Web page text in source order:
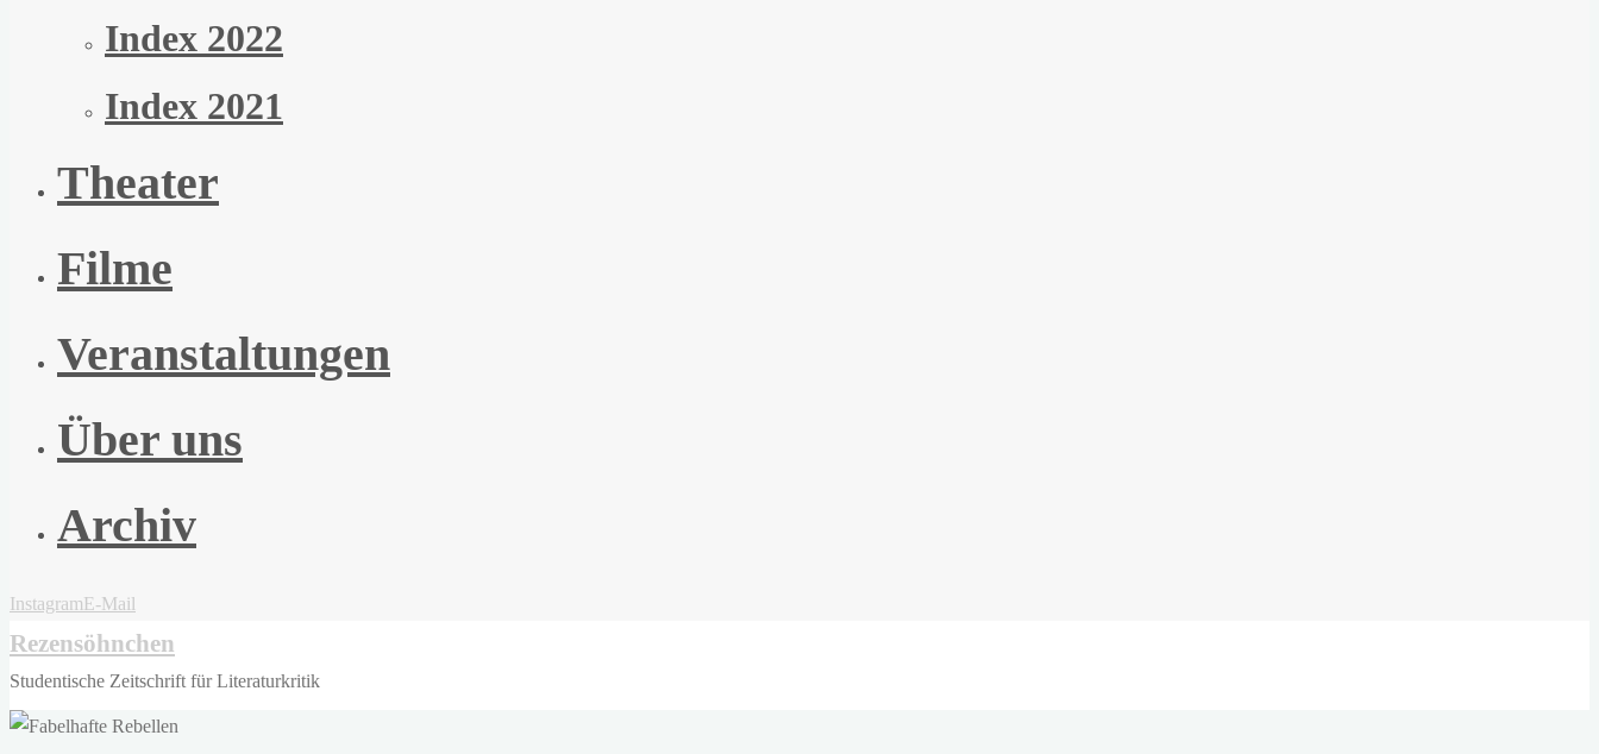
Index 2022
Index 2021
Theater
Filme
Veranstaltungen
Über uns
Archiv
InstagramE-Mail
Rezensöhnchen
Studentische Zeitschrift für Literaturkritik